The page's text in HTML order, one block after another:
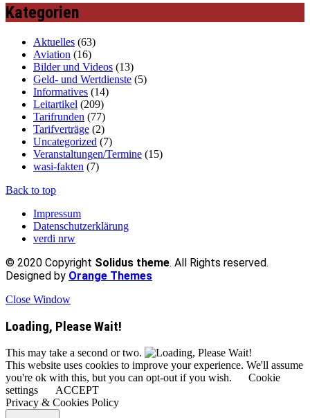
Kategorien
Aktuelles (63)
Aviation (16)
Bilder und Videos (13)
Geld- und Wertdienste (5)
Informatives (14)
Leitartikel (209)
Tarifrunden (77)
Tarifverträge (2)
Uncategorized (7)
Veranstaltungen/Termine (15)
wasi-fakten (7)
Back to top
Impressum
Datenschutzerklärung
verdi nrw
© 2020 Copyright Solidus theme. All Rights reserved.
Designed by Orange Themes
Close Window
Loading, Please Wait!
This may take a second or two.
This website uses cookies to improve your experience. We'll assume
you're ok with this, but you can opt-out if you wish.
Cookie
settings
ACCEPT
Privacy & Cookies Policy